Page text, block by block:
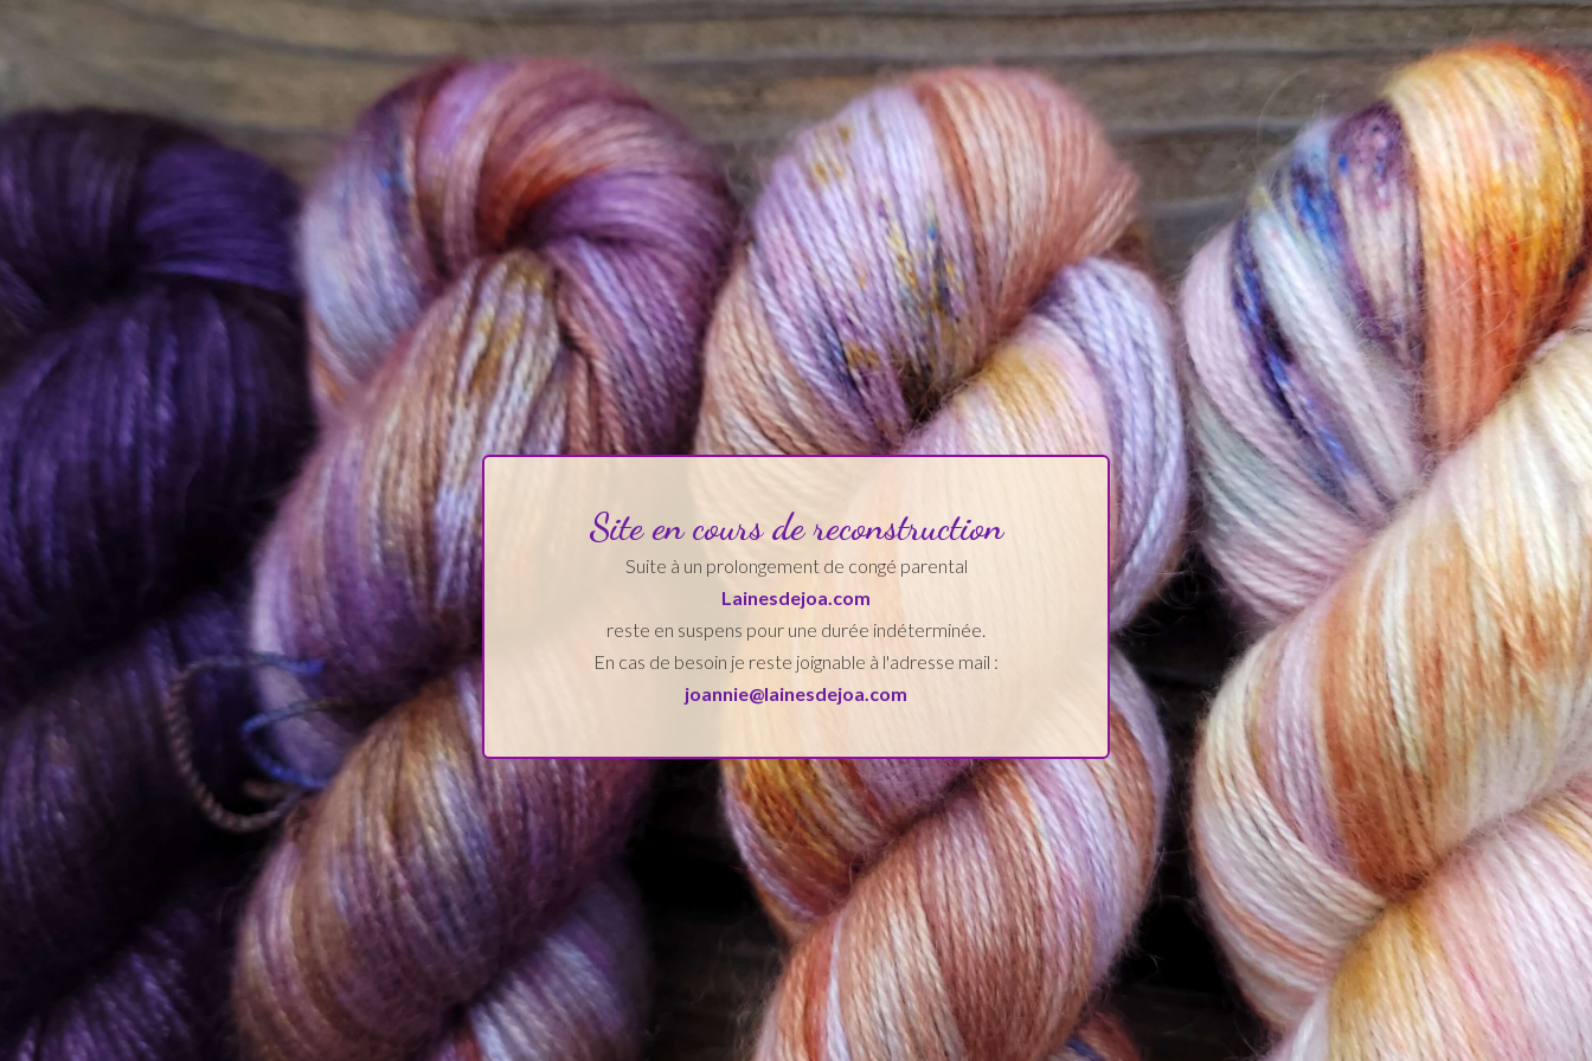
Site en cours de reconstruction
Suite à un prolongement de congé parental
Lainesdejoa.com
reste en suspens pour une durée indéterminée.
En cas de besoin je reste joignable à l'adresse mail :
joannie@lainesdejoa.com